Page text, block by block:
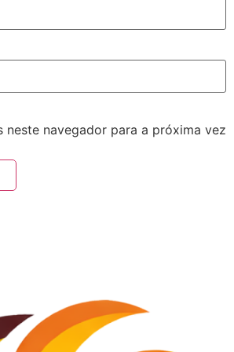
neste navegador para a próxima vez